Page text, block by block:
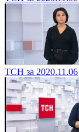
ТСН за 2020.11.06